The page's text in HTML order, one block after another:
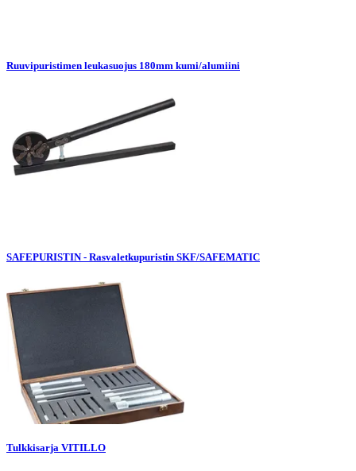
Ruuvipuristimen leukasuojus 180mm kumi/alumiini
SAFEPURISTIN - Rasvaletkupuristin SKF/SAFEMATIC
Tulkkisarja VITILLO